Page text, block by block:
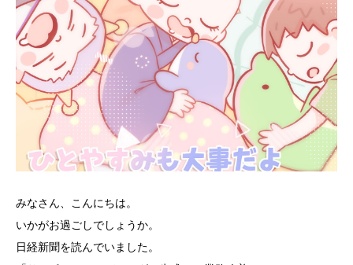
みなさん、こんにちは。
いかがお過ごしでしょうか。
日経新聞を読んでいました。